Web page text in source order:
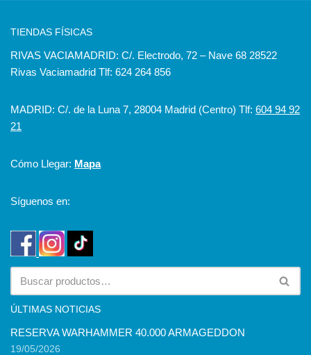
TIENDAS FÍSICAS
RIVAS VACIAMADRID: C/. Electrodo, 72 – Nave 68 28522
Rivas Vaciamadrid Tlf: 624 264 856
MADRID: C/. de la Luna 7, 28004 Madrid (Centro) Tlf: 604 94 92
21
Cómo Llegar: Mapa
Síguenos en:
ÚLTIMAS NOTICIAS
RESERVA WARHAMMER 40.000 ARMAGEDDON
19/05/2026